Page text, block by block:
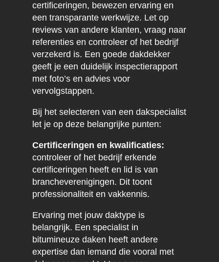
certificeringen, bewezen ervaring en
een transparante werkwijze. Let op
reviews van andere klanten, vraag naar
referenties en controleer of het bedrijf
verzekerd is. Een goede dakdekker
geeft je een duidelijk inspectierapport
met foto’s en advies voor
vervolgstappen.
Bij het selecteren van een dakspecialist
let je op deze belangrijke punten:
Certificeringen en kwalificaties:
controleer of het bedrijf erkende
certificeringen heeft en lid is van
brancheverenigingen. Dit toont
professionaliteit en vakkennis.
Ervaring met jouw daktype is
belangrijk. Een specialist in
bitumineuze daken heeft andere
expertise dan iemand die vooral met